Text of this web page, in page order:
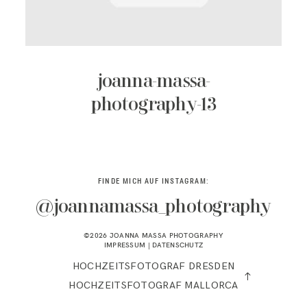
joanna-massa-
photography-13
FINDE MICH AUF INSTAGRAM:
@joannamassa_photography
©2026 JOANNA MASSA PHOTOGRAPHY
IMPRESSUM | DATENSCHUTZ
HOCHZEITSFOTOGRAF DRESDEN
HOCHZEITSFOTOGRAF MALLORCA